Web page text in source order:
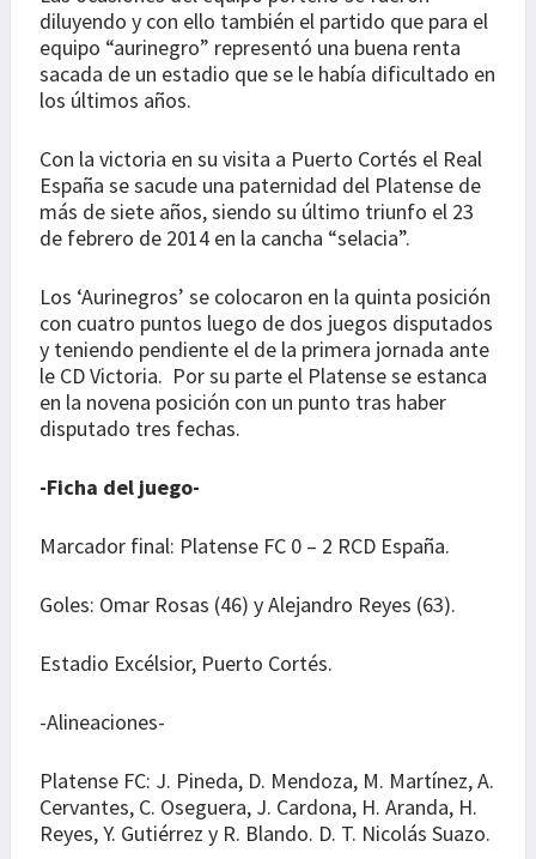
diluyendo y con ello también el partido que para el
equipo “aurinegro” representó una buena renta
sacada de un estadio que se le había dificultado en
los últimos años.
Con la victoria en su visita a Puerto Cortés el Real
España se sacude una paternidad del Platense de
más de siete años, siendo su último triunfo el 23
de febrero de 2014 en la cancha “selacia”.
Los ‘Aurinegros’ se colocaron en la quinta posición
con cuatro puntos luego de dos juegos disputados
y teniendo pendiente el de la primera jornada ante
le CD Victoria. Por su parte el Platense se estanca
en la novena posición con un punto tras haber
disputado tres fechas.
-Ficha del juego-
Marcador final: Platense FC 0 – 2 RCD España.
Goles: Omar Rosas (46) y Alejandro Reyes (63).
Estadio Excélsior, Puerto Cortés.
-Alineaciones-
Platense FC: J. Pineda, D. Mendoza, M. Martínez, A.
Cervantes, C. Oseguera, J. Cardona, H. Aranda, H.
Reyes, Y. Gutiérrez y R. Blando. D. T. Nicolás Suazo.